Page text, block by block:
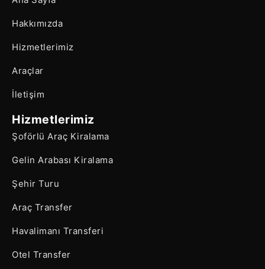
Hakkımızda
Hizmetlerimiz
Araçlar
İletişim
Hizmetlerimiz
Şoförlü Araç Kiralama
Gelin Arabası Kiralama
Şehir Turu
Araç Transfer
Havalimanı Transferi
Otel Transfer